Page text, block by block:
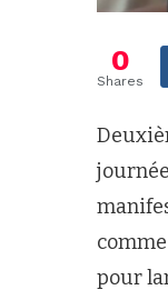
0
Shares
pour